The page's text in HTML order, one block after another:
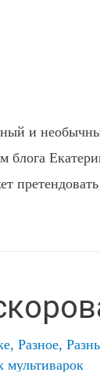
и
блога
, Разное,
мультиварок